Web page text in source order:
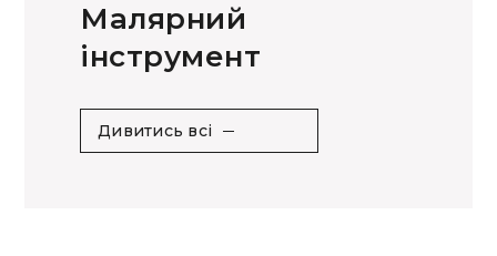
Малярний
інструмент
Дивитись всі